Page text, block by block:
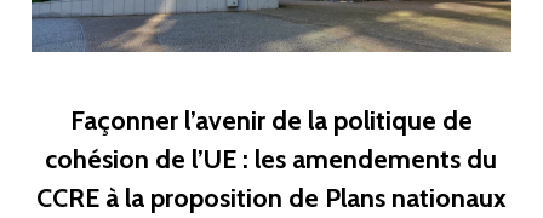
Façonner l’avenir de la politique de
cohésion de l’UE : les amendements du
CCRE à la proposition de Plans nationaux